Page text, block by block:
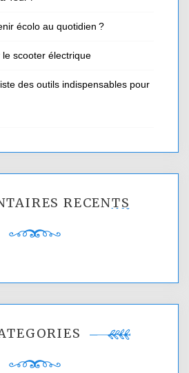
écolo au quotidien ?
le scooter électrique
des outils indispensables pour
RÉCENTS